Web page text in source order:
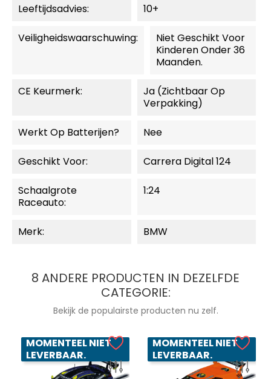
Leeftijdsadvies: 10+
Veiligheidswaarschuwing:
Niet Geschikt Voor
Kinderen Onder 36
Maanden.
CE Keurmerk:
Ja (zichtbaar Op
Verpakking)
Werkt Op Batterijen? Nee
Geschikt Voor: Carrera Digital 124
Schaalgrote
Raceauto:
1:24
Merk: BMW
8 ANDERE PRODUCTEN IN DEZELFDE
CATEGORIE:
Bekijk de populairste producten nu zelf.
MOMENTEEL NIET
LEVERBAAR.
MOMENTEEL NIET
LEVERBAAR.